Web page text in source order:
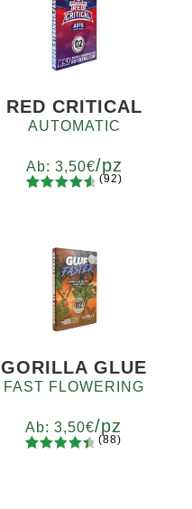
RED CRITICAL
AUTOMATIC
Ab: 3,50€/pz
basierend
auf
Kundenb
ewertung
(92)
GORILLA GLUE
FAST FLOWERING
Ab:3,50€/pz
(88)